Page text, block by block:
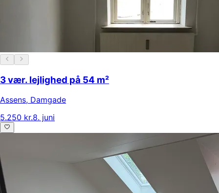
3 vær. lejlighed på 54 m²
Assens, Damgade
5.250 kr.8. juni